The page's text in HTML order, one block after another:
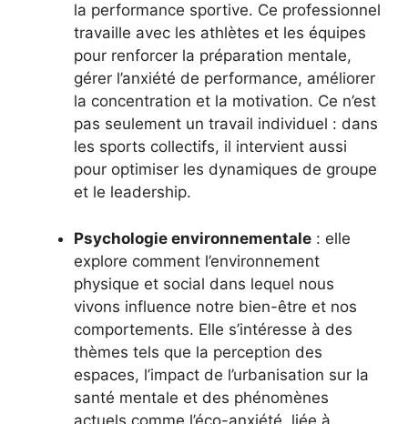
la performance sportive. Ce professionnel
travaille avec les athlètes et les équipes
pour renforcer la préparation mentale,
gérer l’anxiété de performance, améliorer
la concentration et la motivation. Ce n’est
pas seulement un travail individuel : dans
les sports collectifs, il intervient aussi
pour optimiser les dynamiques de groupe
et le leadership.
Psychologie environnementale : elle
explore comment l’environnement
physique et social dans lequel nous
vivons influence notre bien-être et nos
comportements. Elle s’intéresse à des
thèmes tels que la perception des
espaces, l’impact de l’urbanisation sur la
santé mentale et des phénomènes
actuels comme l’éco-anxiété, liée à